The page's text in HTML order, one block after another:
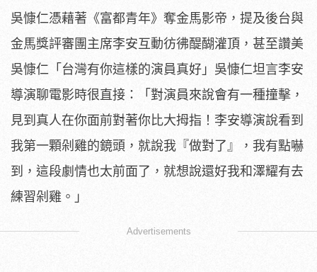
吳慷仁憑藉著《富都青年》奪金馬影帝，提及後台與
金馬獎評審團主席李安互動彷彿醍醐灌頂，甚至讚美
吳慷仁「台灣有你這樣的演員真好」吳慷仁坦言李安
導演聊電影時很直接：「對演員來說會有一種撞擊，
見到真人在你面前對著你比大拇指！李安導演說看到
我第一顆剁雞的鏡頭，就說我『做對了』，我有點嚇
到，這段劇情也太前面了，就想說還好我和澤耀有去
練習剁雞。」
Advertisements